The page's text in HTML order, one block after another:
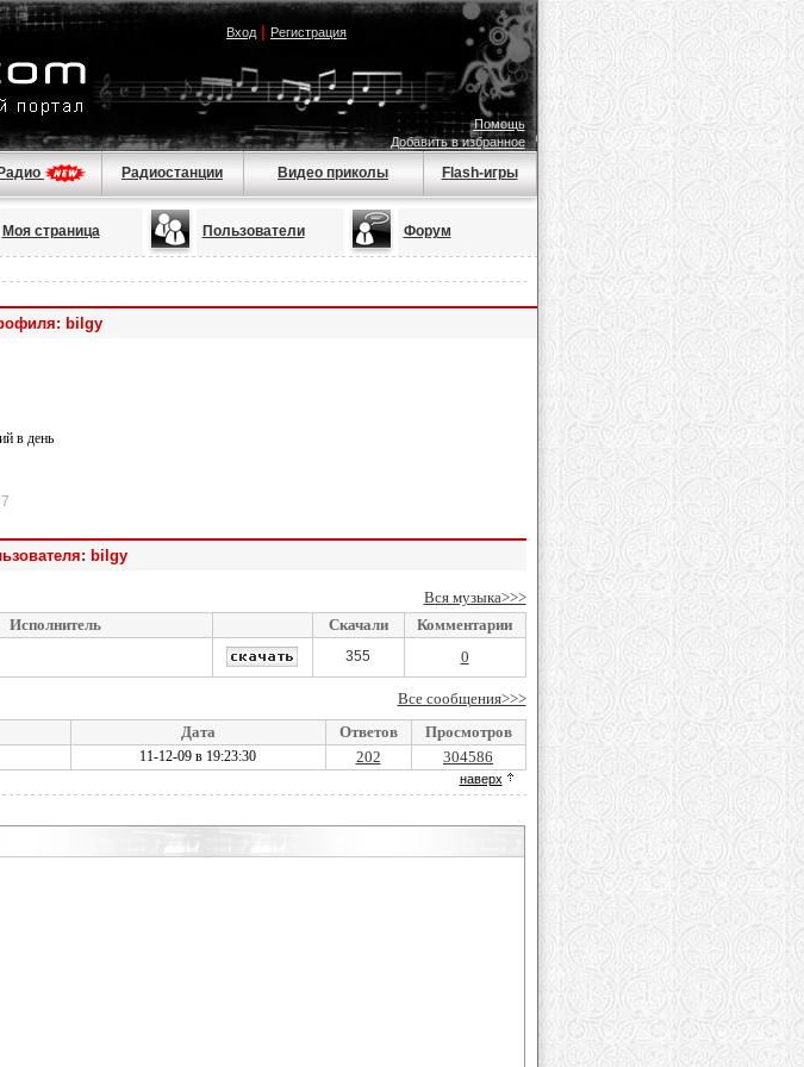
Вход| Регистрация
Помощь
Добавить в избранное
Радиостанции Видео приколы Flash-игры
Моя страница Пользователи Форум
bilgy
в день
bilgy
Вся музыка>>>
Исполнитель Скачали
Комментарии
355 0
Все сообщения>>>
Дата Ответов Просмотров
11-12-09 в 19:23:30 202 304586
наверх